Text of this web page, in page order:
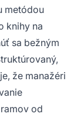
metódou
knihy na
sa bežným
že manažéri
od